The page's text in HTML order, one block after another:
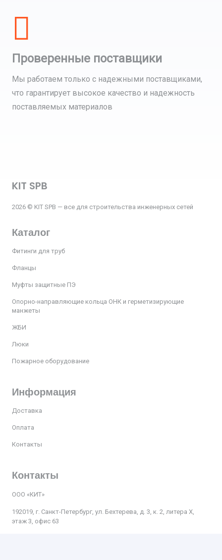
Проверенные поставщики
Мы работаем только с надежными поставщиками,
что гарантирует высокое качество и надежность
поставляемых материалов
KIT SPB
2026 © KIT SPB — все для строительства инженерных сетей
Каталог
Фитинги для труб
Фланцы
Муфты защитные ПЭ
Опорно-направляющие кольца ОНК и герметизирующие
манжеты
ЖБИ
Люки
Пожарное оборудование
Информация
Доставка
Оплата
Контакты
Контакты
ООО «КИТ»
192019, г. Санкт-Петербург, ул. Бехтерева, д. 3, к. 2, литера Х,
этаж 3, офис 63